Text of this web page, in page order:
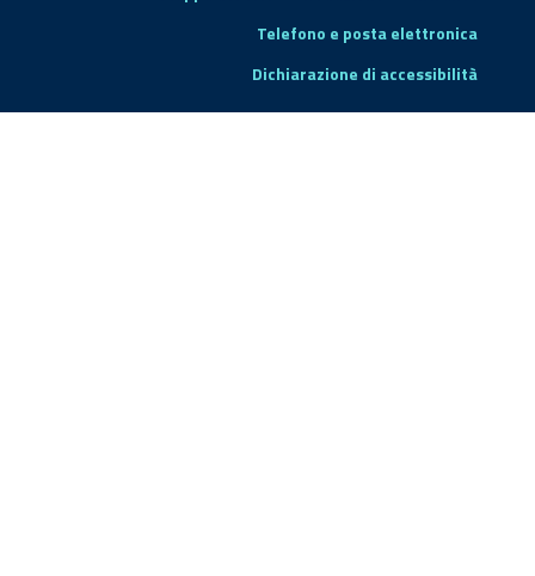
Telefono e posta elettronica
Dichiarazione di accessibilità